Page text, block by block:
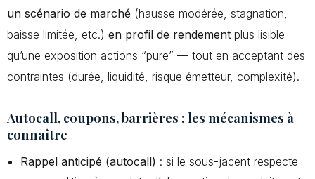
un scénario de marché (hausse modérée, stagnation,
baisse limitée, etc.) en profil de rendement plus lisible
qu’une exposition actions “pure” — tout en acceptant des
contraintes (durée, liquidité, risque émetteur, complexité).
Autocall, coupons, barrières : les mécanismes à
connaître
Rappel anticipé (autocall) : si le sous-jacent respecte